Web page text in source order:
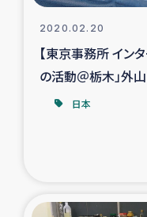
トルコに
インドネシア中部
2020.02.20
【東京事務所 イン
の活動＠栃木」外山
日本